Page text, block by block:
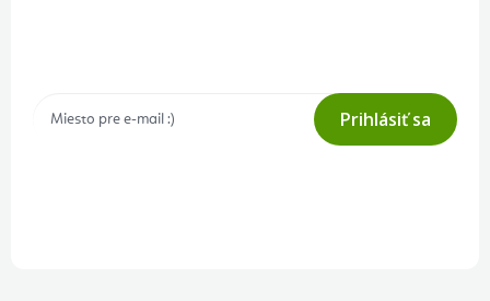
Prihlásiť sa